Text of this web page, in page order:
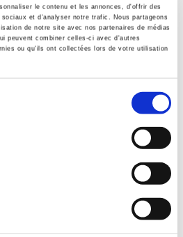
le contenu et les annonces, d'offrir des
et d'analyser notre trafic. Nous partageons
de notre site avec nos partenaires de médias
peuvent combiner celles-ci avec d'autres
ou qu'ils ont collectées lors de votre utilisation
Théorie politique